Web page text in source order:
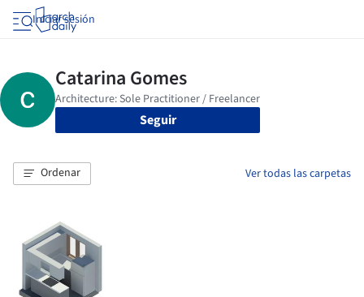
Iniciar sesión
Seguir
Ordenar Ver todas las carpetas